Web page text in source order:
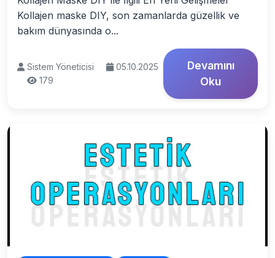
Kollajen maske DIY, son zamanlarda güzellik ve
bakım dünyasında o...
Sistem Yöneticisi
05.10.2025
179
Devamını
Oku